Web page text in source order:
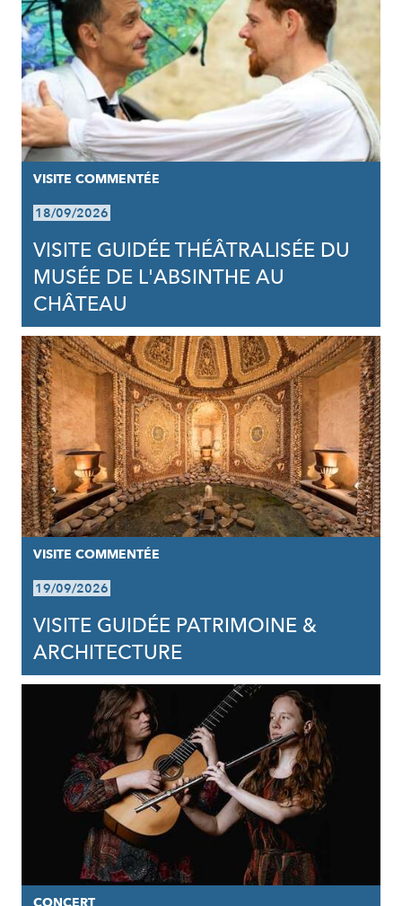
VISITE COMMENTÉE
18/09/2026
VISITE GUIDÉE THÉÂTRALISÉE DU
MUSÉE DE L'ABSINTHE AU
CHÂTEAU
VISITE COMMENTÉE
19/09/2026
VISITE GUIDÉE PATRIMOINE &
ARCHITECTURE